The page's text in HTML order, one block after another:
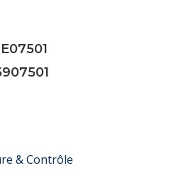
& Contrôle